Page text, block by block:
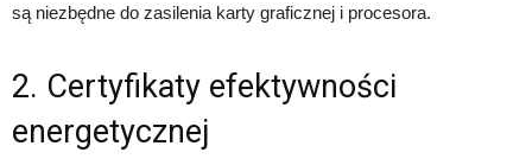
są niezbędne do zasilenia karty graficznej i procesora.
2. Certyfikaty efektywności
energetycznej